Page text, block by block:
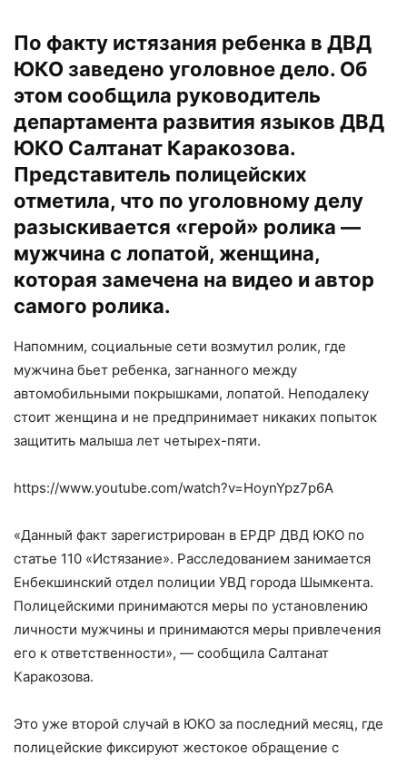
По факту истязания ребенка в ДВД
ЮКО заведено уголовное дело. Об
этом сообщила руководитель
департамента развития языков ДВД
ЮКО Салтанат Каракозова.
Представитель полицейских
отметила, что по уголовному делу
разыскивается «герой» ролика —
мужчина с лопатой, женщина,
которая замечена на видео и автор
самого ролика.
Напомним, социальные сети возмутил ролик, где
мужчина бьет ребенка, загнанного между
автомобильными покрышками, лопатой. Неподалеку
стоит женщина и не предпринимает никаких попыток
защитить малыша лет четырех-пяти.
https://www.youtube.com/watch?v=HoynYpz7p6A
«Данный факт зарегистрирован в ЕРДР ДВД ЮКО по
статье 110 «Истязание». Расследованием занимается
Енбекшинский отдел полиции УВД города Шымкента.
Полицейскими принимаются меры по установлению
личности мужчины и принимаются меры привлечения
его к ответственности», — сообщила Салтанат
Каракозова.
Это уже второй случай в ЮКО за последний месяц, где
полицейские фиксируют жестокое обращение с